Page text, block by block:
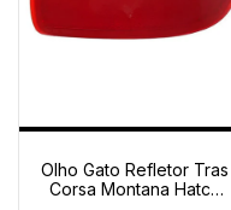
Olho Gato Refletor Tras
Corsa Montana Hatch